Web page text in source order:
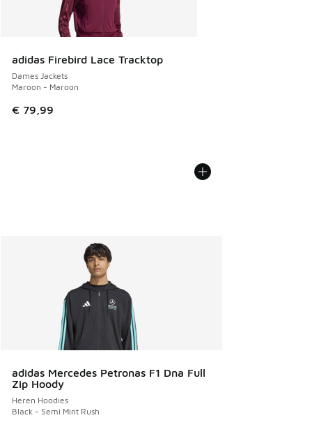
adidas Firebird Lace Tracktop
Dames Jackets
Maroon - Maroon
€ 79,99
adidas Mercedes Petronas F1 Dna Full
Zip Hoody
Heren Hoodies
Black - Semi Mint Rush